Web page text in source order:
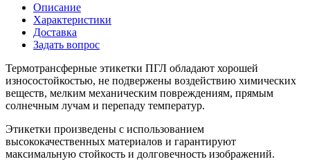
Описание
Характеристики
Доставка
Задать вопрос
Термотрансферные этикетки ПГЛ обладают хорошей
износостойкостью, не подвержены воздействию химических
веществ, мелким механическим повреждениям, прямым
солнечным лучам и перепаду температур.
Этикетки произведены с использованием
высококачественных материалов и гарантируют
максимальную стойкость и долговечность изображений.